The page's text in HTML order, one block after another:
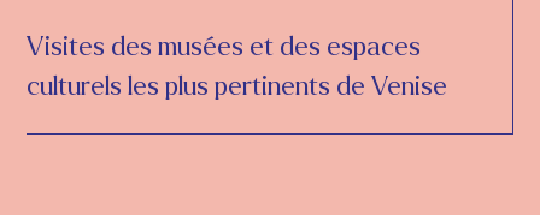
Visites des musées et des espaces
culturels les plus pertinents de Venise